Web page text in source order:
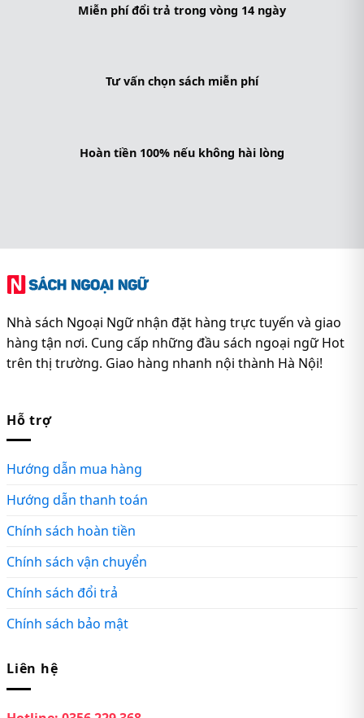
Miễn phí đổi trả trong vòng 14 ngày
Tư vấn chọn sách miễn phí
Hoàn tiền 100% nếu không hài lòng
Nhà sách Ngoại Ngữ nhận đặt hàng trực tuyến và giao
hàng tận nơi. Cung cấp những đầu sách ngoại ngữ Hot
trên thị trường. Giao hàng nhanh nội thành Hà Nội!
Hỗ trợ
Hướng dẫn mua hàng
Hướng dẫn thanh toán
Chính sách hoàn tiền
Chính sách vận chuyển
Chính sách đổi trả
Chính sách bảo mật
Liên hệ